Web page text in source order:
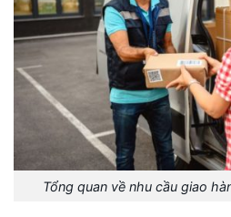
Tổng quan về nhu cầu giao